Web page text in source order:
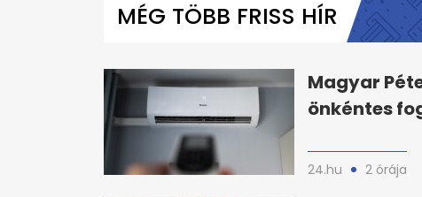
minute,
0%
MÉG TÖBB FRISS HÍR
Magyar
önkéntes
24.hu 2 órája